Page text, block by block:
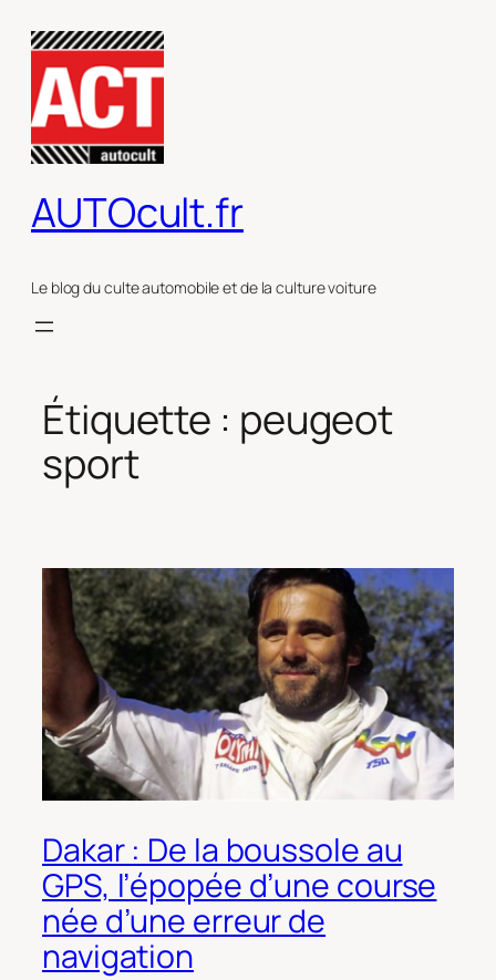
contenu
AUTOcult.fr
Le blog du culte automobile et de la culture voiture
Étiquette : peugeot
sport
Dakar : De la boussole au
GPS, l’épopée d’une course
née d’une erreur de
navigation